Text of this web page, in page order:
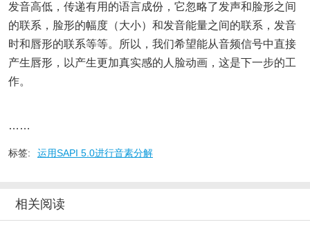
发音高低，传递有用的语言成份，它忽略了发声和脸形之间
的联系，脸形的幅度（大小）和发音能量之间的联系，发音
时和唇形的联系等等。所以，我们希望能从音频信号中直接
产生唇形，以产生更加真实感的人脸动画，这是下一步的工
作。
……
标签: 运用SAPI 5.0进行音素分解
相关阅读